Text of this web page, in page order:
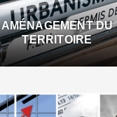
AMÉNAGEMENT DU
TERRITOIRE